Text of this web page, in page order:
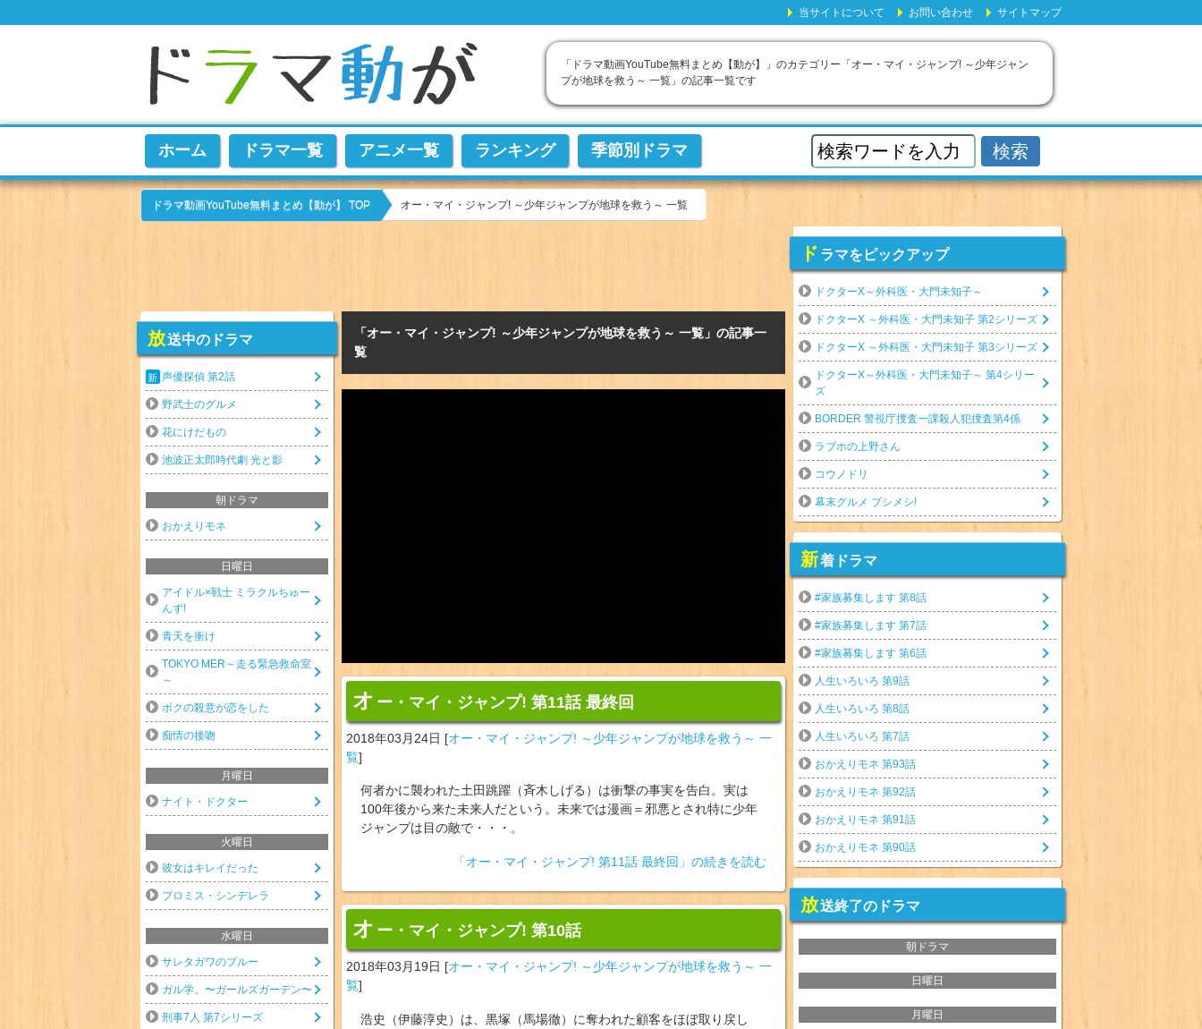
「ドラマ動画YouTube無料まとめ【動が】」のカテゴリー「オー・マイ・ジャンプ! ～少年ジャン
プが地球を救う～ 一覧」の記事一覧です
ホーム ドラマ一覧 アニメ一覧 ランキング 季節別ドラマ
ドラマ動画YouTube無料まとめ【動が】 TOP オー・マイ・ジャンプ! ～少年ジャンプが地球を救う～ 一覧
「オー・マイ・ジャンプ! ～少年ジャンプが地球を救う～ 一覧」の記事一
覧
オ ー・マイ・ジャンプ! 第11話 最終回
2018年03月24日 [オー・マイ・ジャンプ! ～少年ジャンプが地球を救う～ 一
覧]
何者かに襲われた土田跳躍（斉木しげる）は衝撃の事実を告白。実は
100年後から来た未来人だという。未来では漫画＝邪悪とされ特に少年
ジャンプは目の敵で・・・。
「オー・マイ・ジャンプ! 第11話 最終回」の続きを読む
オ ー・マイ・ジャンプ! 第10話
2018年03月19日 [オー・マイ・ジャンプ! ～少年ジャンプが地球を救う～ 一
覧]
浩史（伊藤淳史）は、黒塚（馬場徹）に奪われた顧客をほぼ取り戻し
放送中のドラマ
声優探偵 第2話
野武士のグルメ
花にけだもの
池波正太郎時代劇 光と影
朝ドラマ
おかえりモネ
日曜日
アイドル×戦士 ミラクルちゅー
んず!
青天を衝け
TOKYO MER～走る緊急救命室
～
ボクの殺意が恋をした
痴情の接吻
月曜日
ナイト・ドクター
火曜日
彼女はキレイだった
プロミス・シンデレラ
水曜日
サレタガワのブルー
ガル学。〜ガールズガーデン〜
刑事7人 第7シリーズ
ド ラマをピックアップ
ドクターX～外科医・大門未知子～
ドクターX ～外科医・大門未知子 第2シリーズ
ドクターX ～外科医・大門未知子 第3シリーズ
ドクターX～外科医・大門未知子～ 第4シリー
ズ
BORDER 警視庁捜査一課殺人犯捜査第4係
ラブホの上野さん
コウノドリ
幕末グルメ ブシメシ!
新着ドラマ
#家族募集します 第8話
#家族募集します 第7話
#家族募集します 第6話
人生いろいろ 第9話
人生いろいろ 第8話
人生いろいろ 第7話
おかえりモネ 第93話
おかえりモネ 第92話
おかえりモネ 第91話
おかえりモネ 第90話
放送終了のドラマ
朝ドラマ
日曜日
月曜日
当サイトについて お問い合わせ サイトマップ